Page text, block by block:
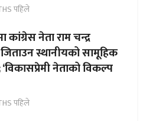
पहिले
कांग्रेस नेता राम चन्द्र
स्थानीयको सामूहिक
‘विकासप्रेमी नेताको विकल्प
पहिले